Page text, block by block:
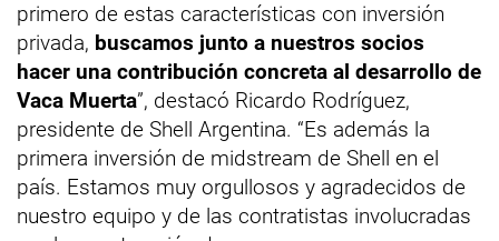
primero de estas características con inversión
privada, buscamos junto a nuestros socios
hacer una contribución concreta al desarrollo de
Vaca Muerta”, destacó Ricardo Rodríguez,
presidente de Shell Argentina. “Es además la
primera inversión de midstream de Shell en el
país. Estamos muy orgullosos y agradecidos de
nuestro equipo y de las contratistas involucradas